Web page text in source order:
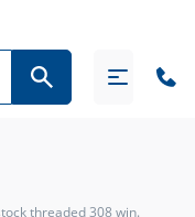
threaded 308 win.